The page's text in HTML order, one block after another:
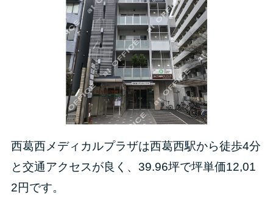
西葛西メディカルプラザは西葛西駅から徒歩4分
と交通アクセスが良く、39.96坪で坪単価12,01
2円です。